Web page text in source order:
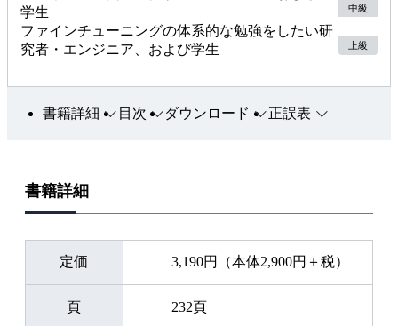
学生
ファインチューニングの体系的な勉強をしたい研
究者・エンジニア、および学生
中級
上級
書籍詳細 目次 ダウンロード 正誤表
書籍詳細
定価 3,190円（本体2,900円＋税）
頁 232頁